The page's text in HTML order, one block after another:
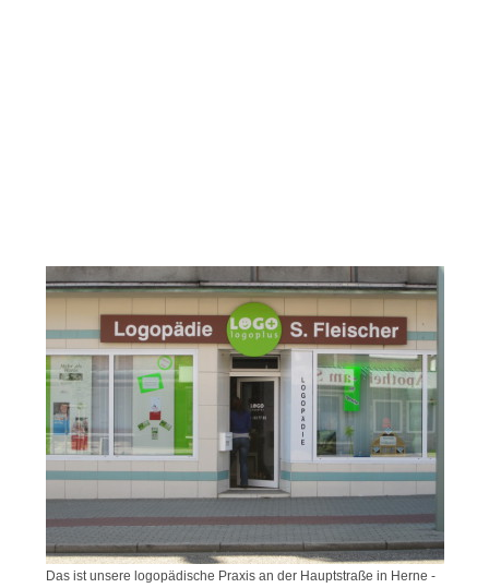
Das ist unsere logopädische Praxis an der Hauptstraße in Herne -